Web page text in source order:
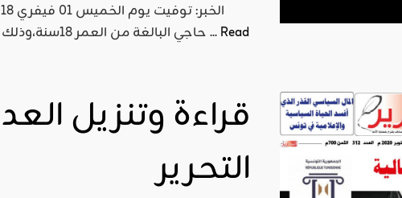
حاجي البالغة من العمر 18سنة،وذلك بعدما سقطت من العربة التي كانت ستنقلها صحبة ...Read
التحرير